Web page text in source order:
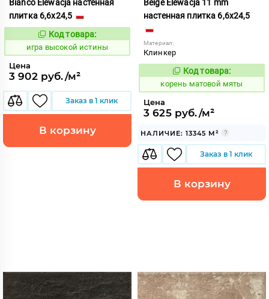
Bianco Elewacja настенная
плитка 6,6x24,5
548911
Код товара:
игра высокой истины
Цена
3 902 руб./м²
Заказ в 1 клик
В корзину
Beige Elewacja 11 mm
настенная плитка 6,6x24,5
Материал:
Клинкер
787931
Код товара:
корень матовой мяты
Цена
3 625 руб./м²
НАЛИЧИЕ: 13345 М²
Заказ в 1 клик
В корзину